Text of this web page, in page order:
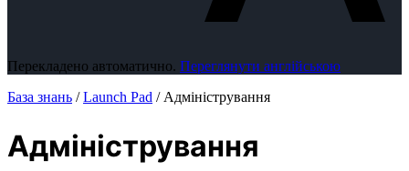
Перекладено автоматично. Переглянути англійською
База знань / Launch Pad / Адміністрування
Адміністрування